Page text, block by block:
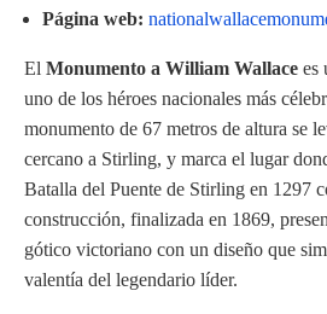
Página web:
El Monumento a William Wallace es
uno de los héroes nacionales más
monumento de 67 metros de altura se
cercano a Stirling, y marca el lugar
Batalla del Puente de Stirling en 1297
construcción, finalizada en 1869,
gótico victoriano con un diseño que
valentía del legendario líder.